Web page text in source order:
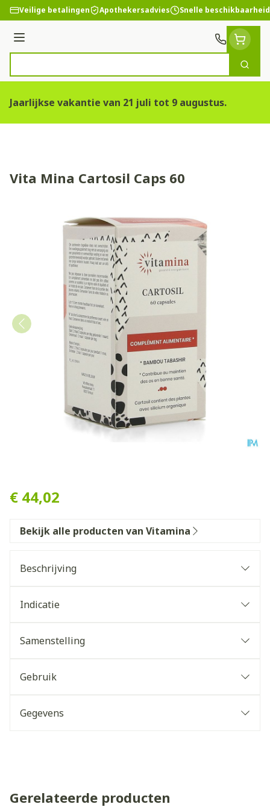
Ga naar de inhoud
Veilige betalingen Apothekersadvies Snelle beschikbaarheid
Menu
Zoek
Jaarlijkse vakantie van 21 juli tot 9 augustus.
Vita Mina Cartosil Caps 60
€ 44,02
Bekijk alle producten van Vitamina
Beschrijving
Indicatie
Samenstelling
Gebruik
Gegevens
Gerelateerde producten